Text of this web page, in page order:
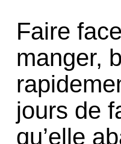
Faire
manger,
jours de
qu’elle